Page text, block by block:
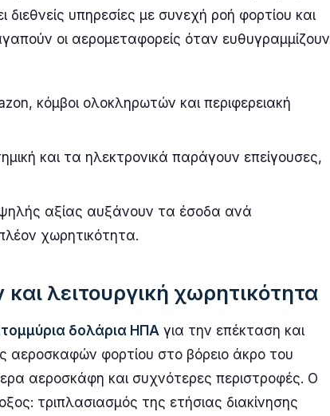
υπηρεσίες με συνεχή ροή φορτίου και
οι αερομεταφορείς όταν ευθυγραμμίζουν
κόμβοι ολοκληρωτών και περιφερειακή
και τα ηλεκτρονικά παράγουν επείγουσες,
αξίας αυξάνουν τα έσοδα ανά
χωρητικότητα.
λειτουργική χωρητικότητα
δολάρια ΗΠΑ για την επέκταση και
φορτίου στο βόρειο άκρο του
αεροσκάφη και συχνότερες περιστροφές. Ο
τριπλασιασμός της ετήσιας διακίνησης